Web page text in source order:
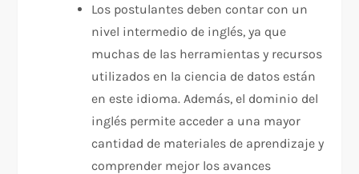
Los postulantes deben contar con un
nivel intermedio de inglés, ya que
muchas de las herramientas y recursos
utilizados en la ciencia de datos están
en este idioma. Además, el dominio del
inglés permite acceder a una mayor
cantidad de materiales de aprendizaje y
comprender mejor los avances